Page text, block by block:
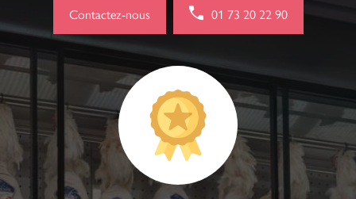
Contactez-nous 01 73 20 22 90